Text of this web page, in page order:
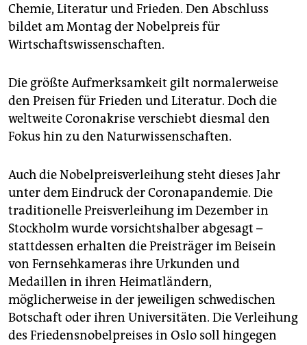
Chemie, Literatur und Frieden. Den Abschluss
bildet am Montag der Nobelpreis für
Wirtschaftswissenschaften.
Die größte Aufmerksamkeit gilt normalerweise
den Preisen für Frieden und Literatur. Doch die
weltweite Coronakrise verschiebt diesmal den
Fokus hin zu den Naturwissenschaften.
Auch die Nobelpreisverleihung steht dieses Jahr
unter dem Eindruck der Coronapandemie. Die
traditionelle Preisverleihung im Dezember in
Stockholm wurde vorsichtshalber abgesagt –
stattdessen erhalten die Preisträger im Beisein
von Fernsehkameras ihre Urkunden und
Medaillen in ihren Heimatländern,
möglicherweise in der jeweiligen schwedischen
Botschaft oder ihren Universitäten. Die Verleihung
des Friedensnobelpreises in Oslo soll hingegen